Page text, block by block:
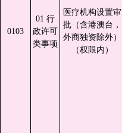
0103
01 行
政许可
类事项
医疗机构设置审
批（含港澳台，
外商独资除外）
（权限内）